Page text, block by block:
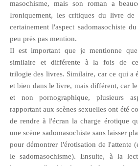
masochisme, mais son roman a
Ironiquement, les critiques du livre de
certainement l'aspect sadomasochiste
peu près pas mention.
Il est important que je mentionne
similaire et différente à la fois de
trilogie des livres. Similaire, car ce qui a
et bien dans le livre, mais différent, car
et non pornographique, plusieurs
rapportant aux scènes sexuelles ont été
de rendre à l'écran la charge érotique
une scène sadomasochiste sans laisser
pour démontrer l'érotisation de l'attente
le sadomasochisme). Ensuite, à la